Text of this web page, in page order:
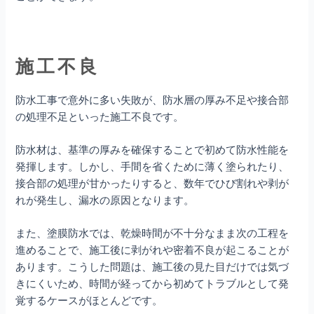
施工不良
防水工事で意外に多い失敗が、防水層の厚み不足や接合部
の処理不足といった施工不良です。
防水材は、基準の厚みを確保することで初めて防水性能を
発揮します。しかし、手間を省くために薄く塗られたり、
接合部の処理が甘かったりすると、数年でひび割れや剥が
れが発生し、漏水の原因となります。
また、塗膜防水では、乾燥時間が不十分なまま次の工程を
進めることで、施工後に剥がれや密着不良が起こることが
あります。こうした問題は、施工後の見た目だけでは気づ
きにくいため、時間が経ってから初めてトラブルとして発
覚するケースがほとんどです。